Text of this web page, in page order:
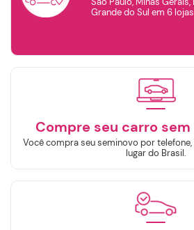
Selecione o Ano
Ano de
Valor
R$
Grande do Sul em 6
Compre seu carro
Você compra seu seminovo por
lugar do Brasil.
Continuar